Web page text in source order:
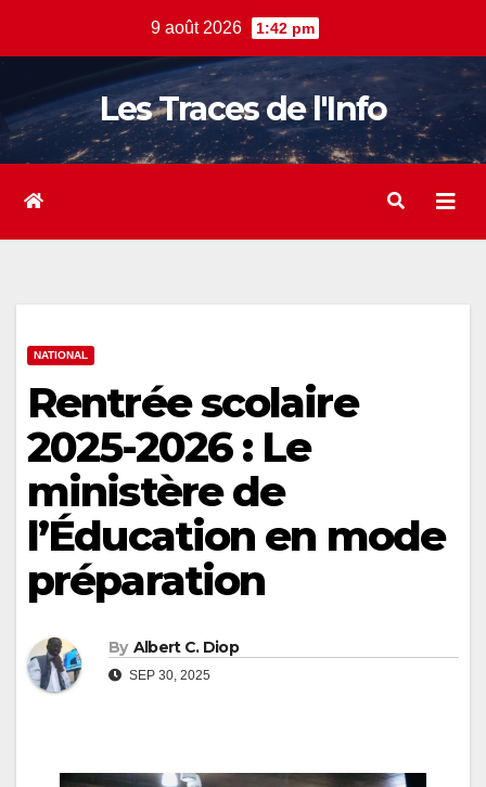
9 août 2026 1:42 pm
Les Traces de l'Info
NATIONAL
Rentrée scolaire
2025-2026 : Le
ministère de
l’Éducation en mode
préparation
By Albert C. Diop
SEP 30, 2025